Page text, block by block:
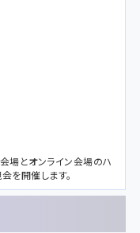
とオンライン会場のハ
を開催します。